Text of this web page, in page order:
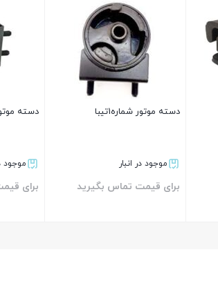
دسته موتور شماره1تیبا
موجود در انبار
برای قیمت تماس بگیرید
دسته موتور
موجود
برای